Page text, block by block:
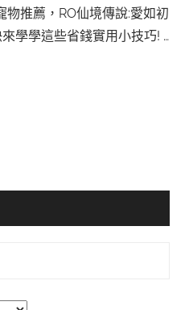
物推薦，RO仙境傳說:愛如初
學學這些省錢實用小技巧! …